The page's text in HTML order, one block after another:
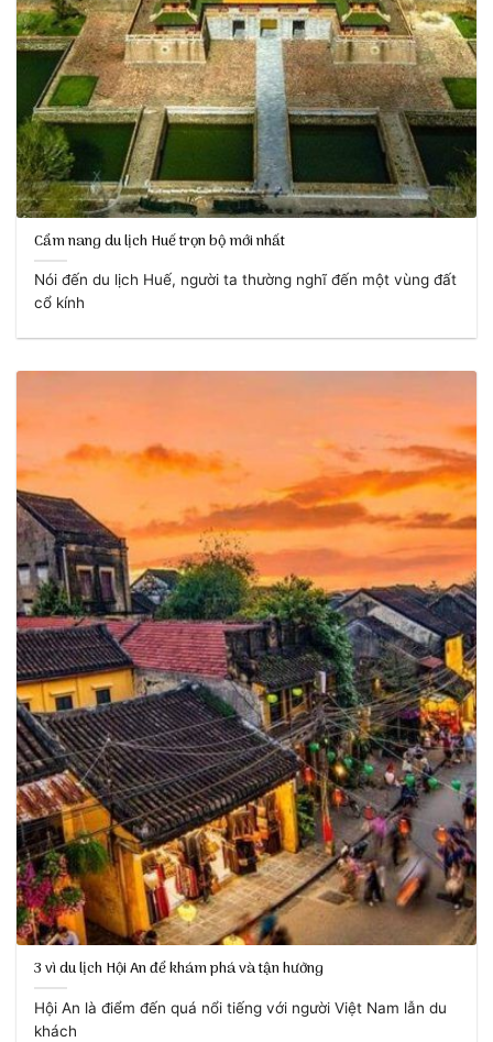
Cẩm nang du lịch Huế trọn bộ mới nhất
Nói đến du lịch Huế, người ta thường nghĩ đến một vùng đất
cổ kính
3 vì du lịch Hội An để khám phá và tận hưởng
Hội An là điểm đến quá nổi tiếng với người Việt Nam lẫn du
khách